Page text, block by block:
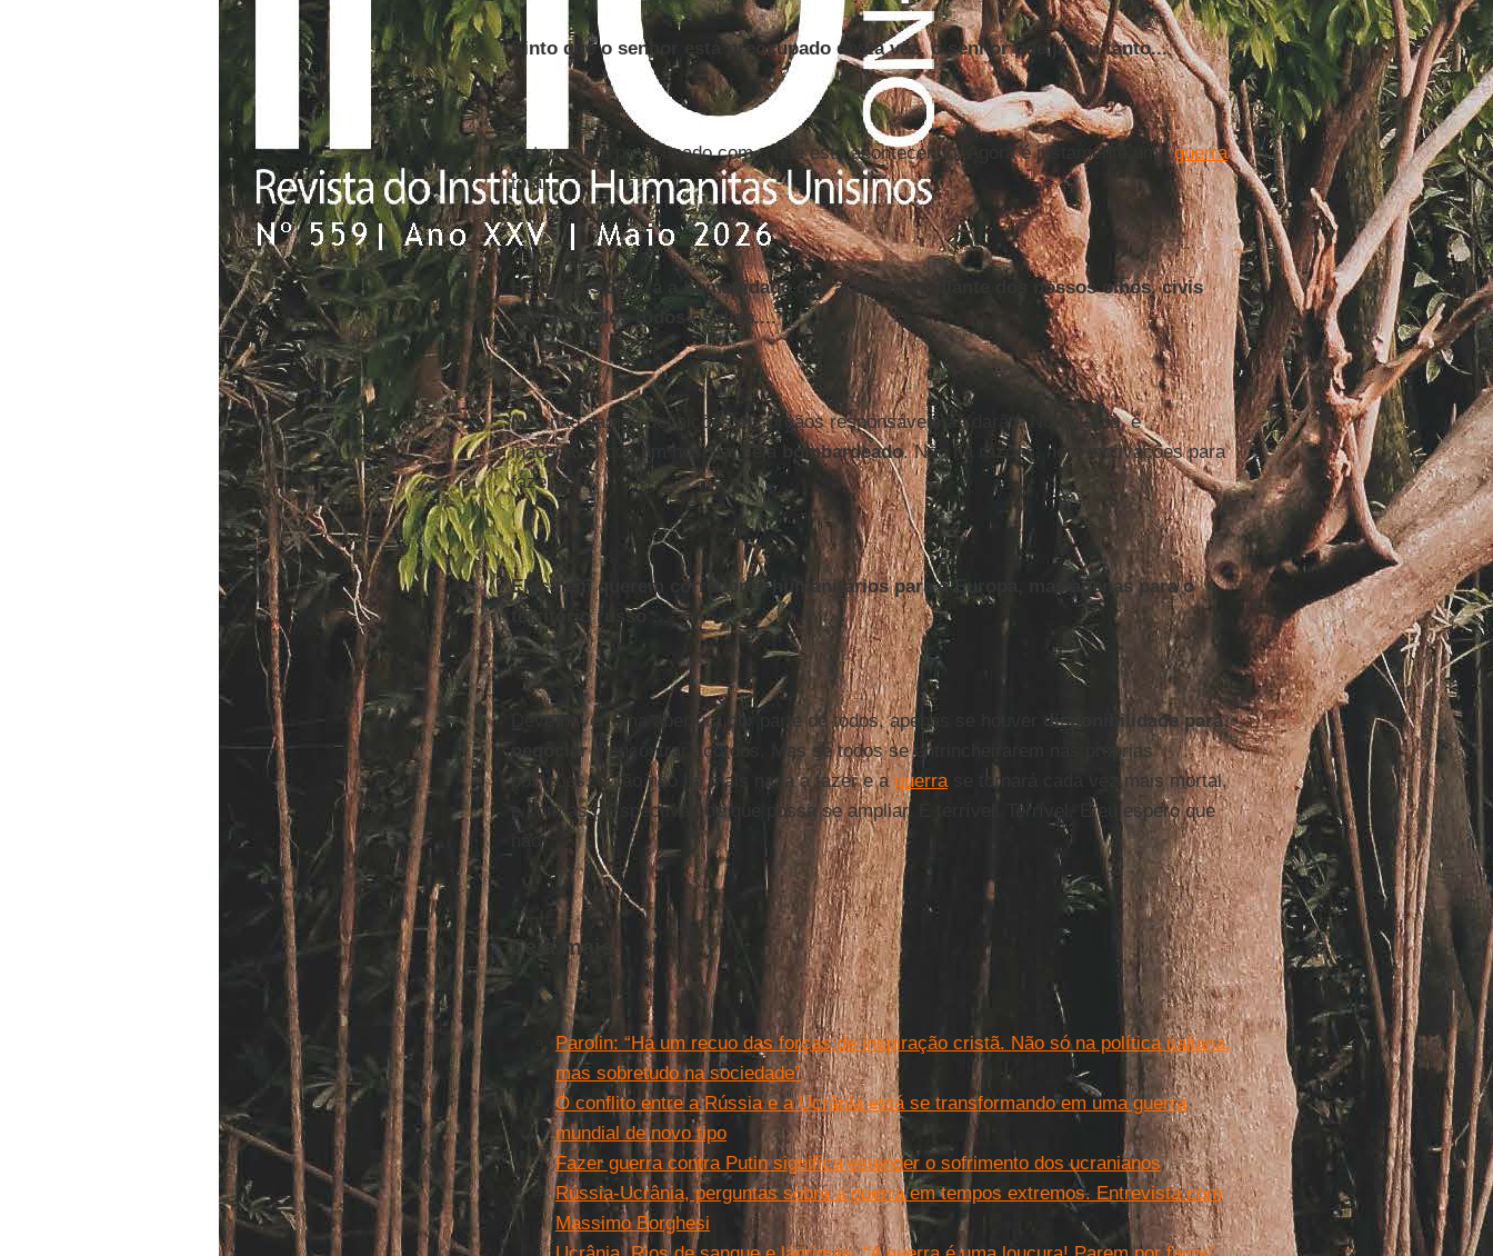
Sinto que o senhor está preocupado desta vez, o senhor que já viu tanto...
Estou muito preocupado com o que está acontecendo. Agora é justamente umaguerra
total.
Há crimes contra a humanidade que acontecem diante dos nossos olhos, civis
são atingidos todos os dias....
Nós não damos definições, os órgãos responsáveis as darão. No entanto, é
inaceitável que um hospital seja
bombardeado. Não há razões, nem motivações para
fazer isso.
Eles nem querem corredores humanitários para a Europa, mas apenas para o
território russo ...
Deve haver uma abertura por parte de todos, apenas se houver
disponibilidade para
negociare encontrar acordos. Mas se todos se entrincheirarem nas próprias
posições, então não há mais nada a fazer e aguerrase tornará cada vez mais mortal,
e com as perspectivas de que possa se ampliar. É terrível. Terrível. E eu espero que
não.
Leia mais
Parolin: “Há um recuo das forças de inspiração cristã. Não só na política italiana,
mas sobretudo na sociedade”
O conflito entre a Rússia e a Ucrânia está se transformando em uma guerra
mundial de novo tipo
Fazer guerra contra Putin significa estender o sofrimento dos ucranianos
Rússia-Ucrânia, perguntas sobre a guerra em tempos extremos. Entrevista com
Massimo Borghesi